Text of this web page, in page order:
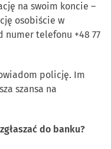
na swoim koncie –
osobiście w
numer telefonu +48 77
policję. Im
szansa na
do banku?